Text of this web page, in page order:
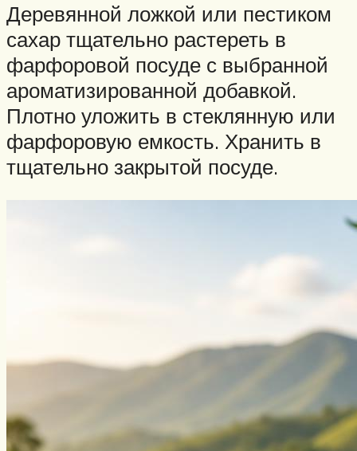
Деревянной ложкой или пестиком
сахар тщательно растереть в
фарфоровой посуде с выбранной
ароматизированной добавкой.
Плотно уложить в стеклянную или
фарфоровую емкость. Хранить в
тщательно закрытой посуде.